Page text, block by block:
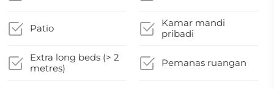
Patio
Kamar mandi
pribadi
Extra long beds (> 2
metres)
Pemanas ruangan